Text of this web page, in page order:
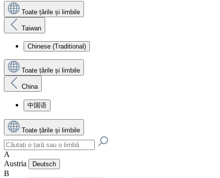
Toate țările și limbile
Taiwan
Chinese (Traditional)
Toate țările și limbile
China
中国语
Toate țările și limbile
A
Austria
Deutsch
B